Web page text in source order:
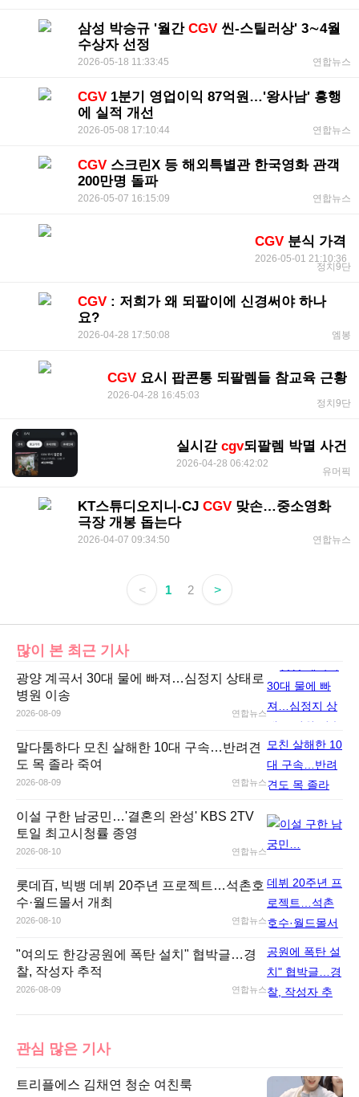
삼성 박승규 '월간 CGV 씬-스틸러상' 3∼4월
수상자 선정
2026-05-18 11:33:45 연합뉴스
CGV 1분기 영업이익 87억원…'왕사남' 흥행
에 실적 개선
2026-05-08 17:10:44 연합뉴스
CGV 스크린X 등 해외특별관 한국영화 관객
200만명 돌파
2026-05-07 16:15:09 연합뉴스
CGV 분식 가격
2026-05-01 21:10:36
정치9단
CGV : 저희가 왜 되팔이에 신경써야 하나
요?
2026-04-28 17:50:08 엠봉
CGV 요시 팝콘통 되팔렘들 참교육 근황
2026-04-28 16:45:03
정치9단
실시갇 cgv되팔렘 박멸 사건
2026-04-28 06:42:02
유머픽
KT스튜디오지니-CJ CGV 맞손…중소영화
극장 개봉 돕는다
2026-04-07 09:34:50 연합뉴스
< 1 2 >
많이 본 최근 기사
광양 계곡서 30대 물에 빠져…심정지 상태로
병원 이송
2026-08-09 연합뉴스
말다툼하다 모친 살해한 10대 구속…반려견
도 목 졸라 죽여
2026-08-09 연합뉴스
이설 구한 남궁민…'결혼의 완성' KBS 2TV
토일 최고시청률 종영
2026-08-10 연합뉴스
롯데百, 빅뱅 데뷔 20주년 프로젝트…석촌호
수·월드몰서 개최
2026-08-10 연합뉴스
"여의도 한강공원에 폭탄 설치" 협박글…경
찰, 작성자 추적
2026-08-09 연합뉴스
관심 많은 기사
트리플에스 김채연 청순 여친룩